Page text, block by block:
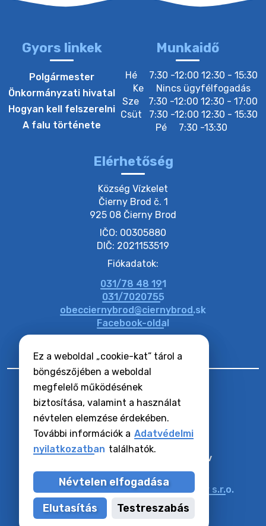
Ez a weboldal „cookie-kat” tárol a
böngészőjében a weboldal
megfelelő működésének
biztosítása, valamint a használat
névtelen elemzése érdekében.
További információk a Adatvédelmi
nyilatkozatban találhatók.
Névtelen elfogadása
Elutasítás
Testreszabás
3. augusztus 2026 05:00
22. július 2026 16:26
20. július 2026 11:54
20. július 2026 11:51
Gyors linkek
Polgármester
Önkormányzati hivatal
Hogyan kell felszerelni
A falu története
Munkaidő
Hé
7:30 -12:00 12:30 - 15:30
Ke
Nincs ügyfélfogadás
Sze
7:30 -12:00 12:30 - 17:00
Csüt
7:30 -12:00 12:30 - 15:30
Pé
7:30 -13:30
Elérhetőség
Község Vízkelet
Čierny Brod č. 1
925 08 Čierny Brod
IČO: 00305880
DIČ: 2021153519
Fiókadatok:
031/78 48 191
031/7020755
obecciernybrod@ciernybrod.sk
Facebook-oldal
Hozzáférhetőségi nyilatkozat
Zásady ochrany osobných údajov
Cookie-k beállítása
Műszaki üzemeltető:Alphabet partner s.r.o.
Tartalomkezelő:Község Vízkelet
Utoljára frissítve:07.08.2026